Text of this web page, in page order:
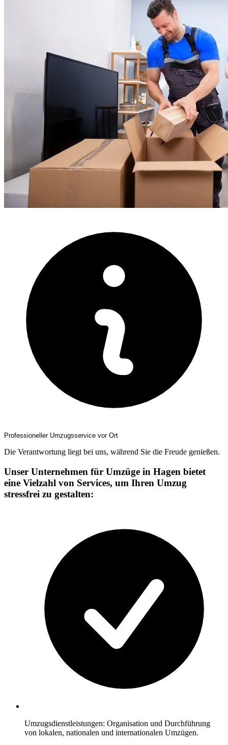
Professioneller Umzugsservice vor Ort
Die Verantwortung liegt bei uns, während Sie die Freude genießen.
Unser Unternehmen für Umzüge in Hagen bietet
eine Vielzahl von Services, um Ihren Umzug
stressfrei zu gestalten:
Umzugsdienstleistungen: Organisation und Durchführung
von lokalen, nationalen und internationalen Umzügen.